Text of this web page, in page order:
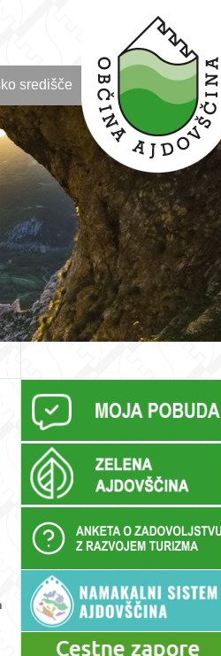
središče